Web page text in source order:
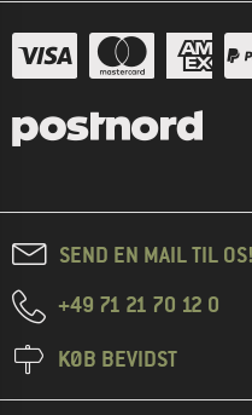
SEND EN MAIL TIL OS!
+49 71 21 70 12 0
KØB BEVIDST